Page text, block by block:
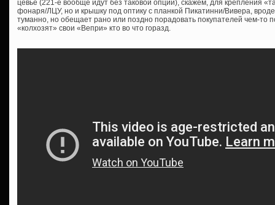
цевье (221-е вообще идут без таковой опции), скажем, для крепления
фонаря/ЛЦУ, но и крышку под оптику с планкой Пикатинни/Вивера,
туманно, но обещает рано или поздно порадовать покупателей чем-то
«колхозят» свои «Вепри» кто во что горазд.